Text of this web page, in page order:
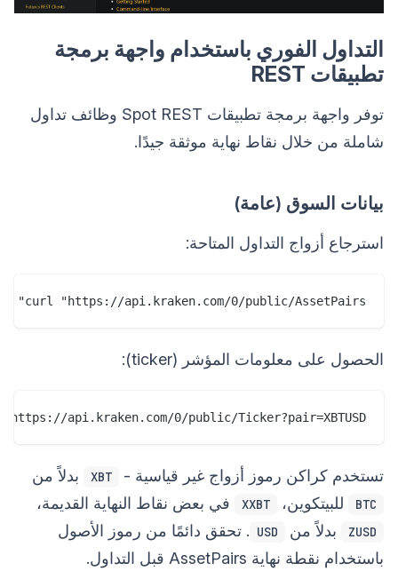
التداول الفوري باستخدام واجهة برمجة
تطبيقات REST
توفر واجهة برمجة تطبيقات Spot REST وظائف تداول
شاملة من خلال نقاط نهاية موثقة جيدًا.
بيانات السوق (عامة)
استرجاع أزواج التداول المتاحة:
curl "https://api.kraken.com/0/public/AssetPairs"
الحصول على معلومات المؤشر (ticker):
api.kraken.com/0/public/Ticker?pair=XBTUSD"
تستخدم كراكن رموز أزواج غير قياسية - XBT بدلاً من
BTC للبيتكوين، XXBT في بعض نقاط النهاية القديمة،
ZUSD بدلاً من USD . تحقق دائمًا من رموز الأصول
باستخدام نقطة نهاية AssetPairs قبل التداول.